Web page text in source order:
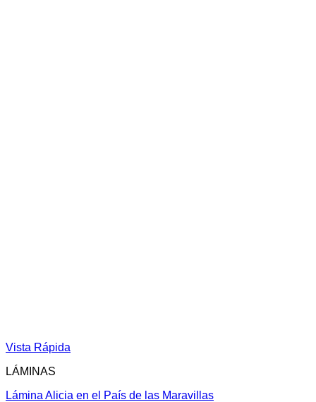
Vista Rápida
LÁMINAS
Lámina Alicia en el País de las Maravillas